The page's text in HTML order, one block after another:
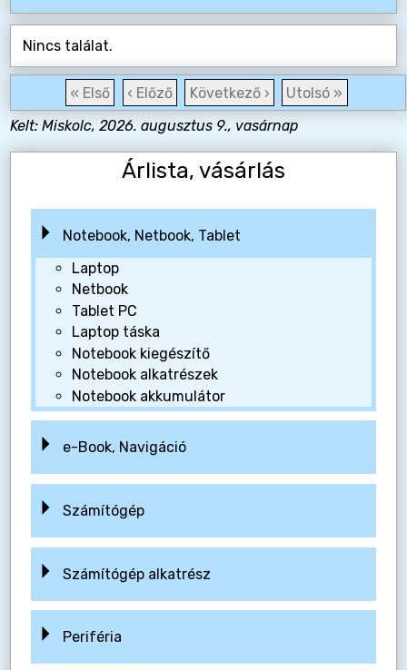
Nincs találat.
« Első ‹ Előző Következő ›
Utolsó »
Kelt: Miskolc, 2026. augusztus 9., vasárnap
Árlista, vásárlás
Notebook, Netbook, Tablet
Laptop
Netbook
Tablet PC
Laptop táska
Notebook kiegészítő
Notebook alkatrészek
Notebook akkumulátor
e-Book, Navigáció
Számítógép
Számítógép alkatrész
Periféria